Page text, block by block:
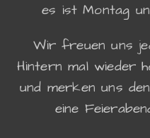
es ist Montag
Wir freuen uns
Hintern mal wieder
und merken uns
eine